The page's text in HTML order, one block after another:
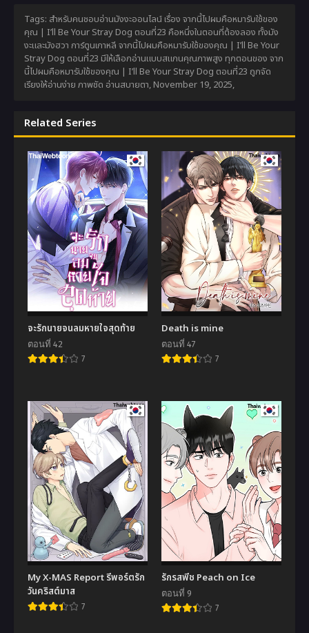
Tags: สำหรับคนชอบอ่านมังงะออนไลน์ เรื่อง จากนี้ไปผมคือหมารับใช้ของ
คุณ | I’ll Be Your Stray Dog ตอนที่23 คือหนึ่งในตอนที่ต้องลอง ทั้งมัง
งะและมังฮวา การ์ตูนเกาหลี จากนี้ไปผมคือหมารับใช้ของคุณ | I’ll Be Your
Stray Dog ตอนที่23 มีให้เลือกอ่านแบบสแกนคุณภาพสูง ทุกตอนของ จาก
นี้ไปผมคือหมารับใช้ของคุณ | I’ll Be Your Stray Dog ตอนที่23 ถูกจัด
เรียงให้อ่านง่าย ภาพชัด อ่านสบายตา, November 19, 2025,
Related Series
จะรักนายจนลมหายใจสุดท้าย
ตอนที่ 42
7
Death is mine
ตอนที่ 47
7
My X-MAS Report รีพอร์ตรัก
วันคริสต์มาส
7
รักรสพีช Peach on Ice
ตอนที่ 9
7